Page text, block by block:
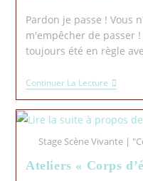
Pardon je passe ! Vous
m'empêcher de passer
toujours été en règle
Continuer La Lecture
Stage Scène Vivante |
Ateliers « Corps